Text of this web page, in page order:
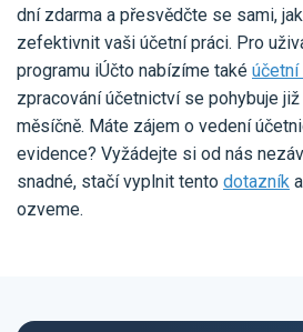
dní zdarma a přesvědčte se sami,
zefektivnit vaši účetní práci. Pro
programu iÚčto nabízíme také účetní
zpracování účetnictví se pohybuje
měsíčně. Máte zájem o vedení
evidence? Vyžádejte si od nás
snadné, stačí vyplnit tento dotazník
ozveme.